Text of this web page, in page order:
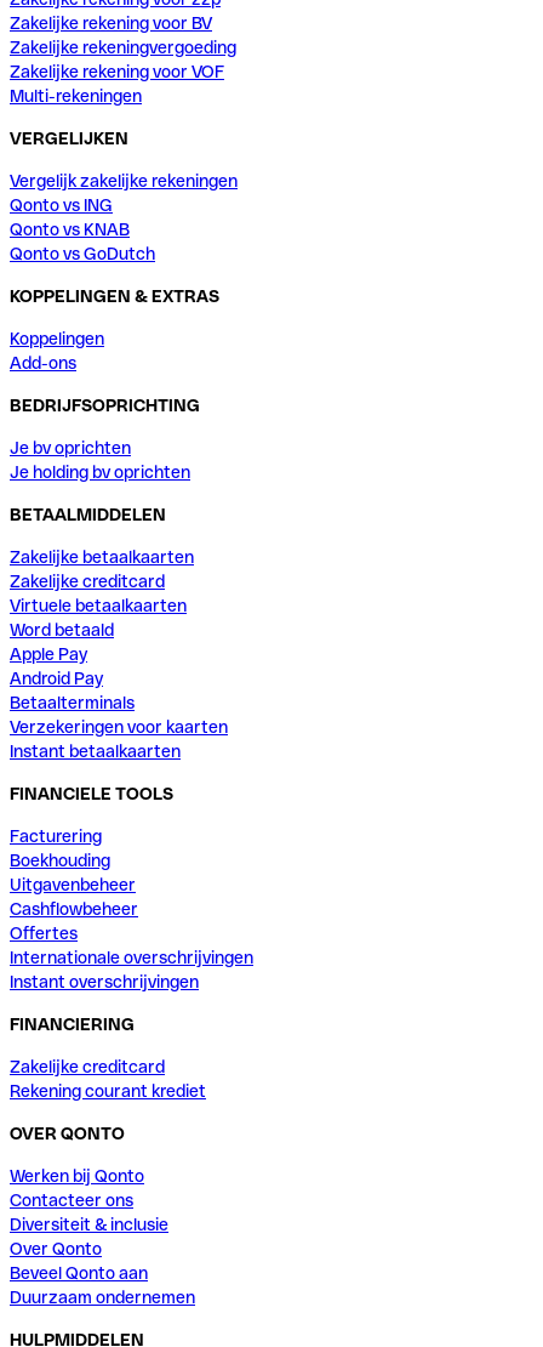
Zakelijke rekening voor BV
Zakelijke rekeningvergoeding
Zakelijke rekening voor VOF
Multi-rekeningen
VERGELIJKEN
Vergelijk zakelijke rekeningen
Qonto vs ING
Qonto vs KNAB
Qonto vs GoDutch
KOPPELINGEN & EXTRAS
Koppelingen
Add-ons
BEDRIJFSOPRICHTING
Je bv oprichten
Je holding bv oprichten
BETAALMIDDELEN
Zakelijke betaalkaarten
Zakelijke creditcard
Virtuele betaalkaarten
Word betaald
Apple Pay
Android Pay
Betaalterminals
Verzekeringen voor kaarten
Instant betaalkaarten
FINANCIELE TOOLS
Facturering
Boekhouding
Uitgavenbeheer
Cashflowbeheer
Offertes
Internationale overschrijvingen
Instant overschrijvingen
FINANCIERING
Zakelijke creditcard
Rekening courant krediet
OVER QONTO
Werken bij Qonto
Contacteer ons
Diversiteit & inclusie
Over Qonto
Beveel Qonto aan
Duurzaam ondernemen
HULPMIDDELEN